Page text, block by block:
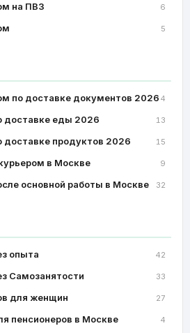
на ПВЗ 6
5
по доставке документов 2026 4
доставке еды 2026 13
доставке продуктов 2026 15
в Москве 9
основной работы в Москве 32
опыта 42
Самозанятости 33
для женщин 27
пенсионеров в Москве 4